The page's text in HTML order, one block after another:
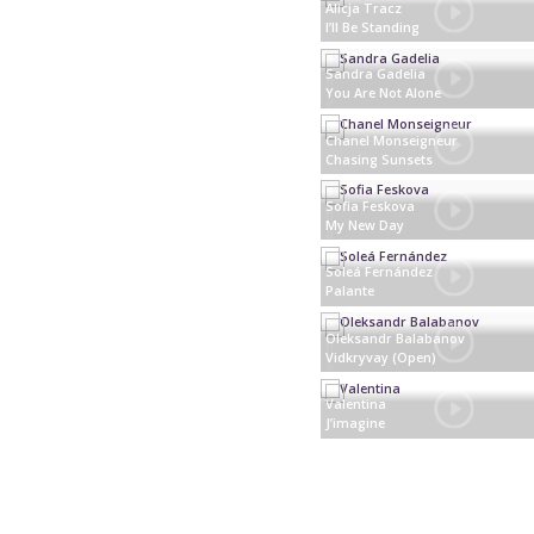
Poland
Alicja Tracz
I’ll Be Standing
Georgia
Sandra Gadelia
You Are Not Alone
Malta
Chanel Monseigneur
Chasing Sunsets
Russia
Sofia Feskova
My New Day
Spain
Soleá Fernández
Palante
Ukraine
Oleksandr Balabanov
Vidkryvay (Open)
Valentina
J’imagine